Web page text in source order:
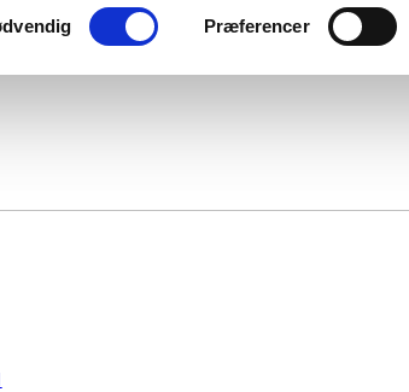
Præferencer